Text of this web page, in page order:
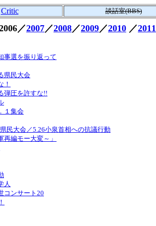
Critic 談話室(BBS)
／2007／2008／2009／2010 ／2011
事選を振り返って
県民大会
！
弾圧を許すな!!
１集会
民大会／5.26小泉首相への抗議行動
編モー大変～」
人
コンサート20